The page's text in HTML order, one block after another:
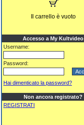
Il carrello è vuoto
Accesso a My Kultvideo
Username:
Password:
Hai dimenticato la password?
Non ancora registrato?
REGISTRATI